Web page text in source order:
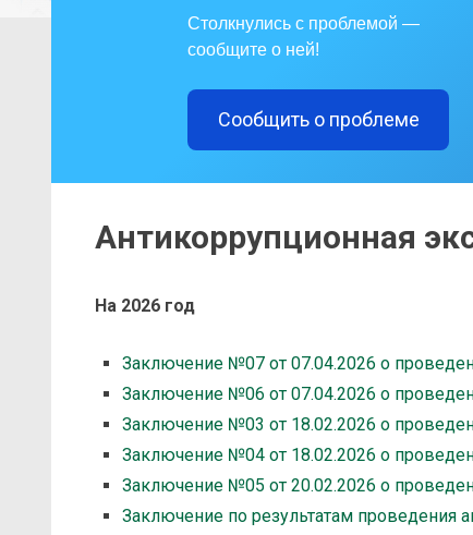
Столкнулись с проблемой —
сообщите о ней!
Сообщить о проблеме
Антикоррупционная
На 2026 год
Заключение №07 от 07.04.2026 о
Заключение №06 от 07.04.2026 о
Заключение №03 от 18.02.2026 о
Заключение №04 от 18.02.2026 о
Заключение №05 от 20.02.2026 о
Заключение по результатам проведения